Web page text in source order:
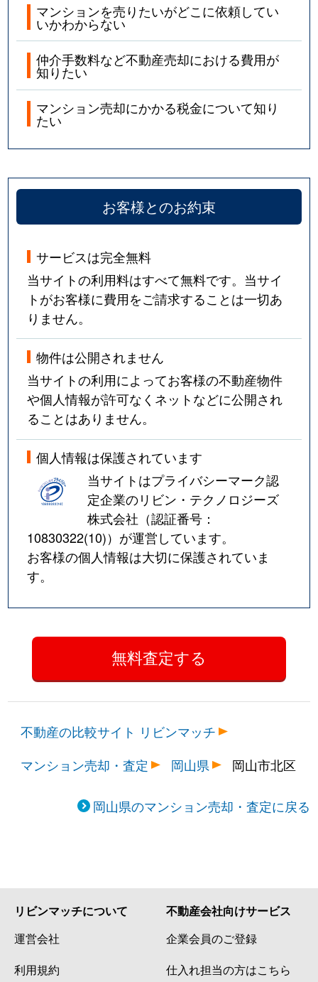
マンションを売りたいがどこに依頼してい
いかわからない
仲介手数料など不動産売却における費用が
知りたい
マンション売却にかかる税金について知り
たい
お客様とのお約束
サービスは完全無料
当サイトの利用料はすべて無料です。当サイ
トがお客様に費用をご請求することは一切あ
りません。
物件は公開されません
当サイトの利用によってお客様の不動産物件
や個人情報が許可なくネットなどに公開され
ることはありません。
個人情報は保護されています
当サイトはプライバシーマーク認
定企業のリビン・テクノロジーズ
株式会社（認証番号：
10830322(10)）が運営しています。
お客様の個人情報は大切に保護されていま
す。
不動産の比較サイト リビンマッチ
マンション売却・査定
岡山県 岡山市北区
岡山県のマンション売却・査定に戻る
リビンマッチについて
運営会社
利用規約
不動産会社向けサービス
企業会員のご登録
仕入れ担当の方はこちら